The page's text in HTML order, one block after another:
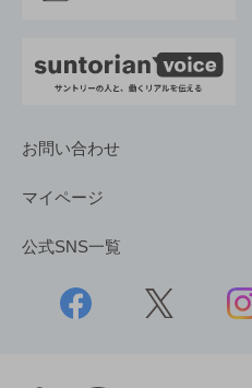
お問い合わせ
マイページ
公式SNS一覧